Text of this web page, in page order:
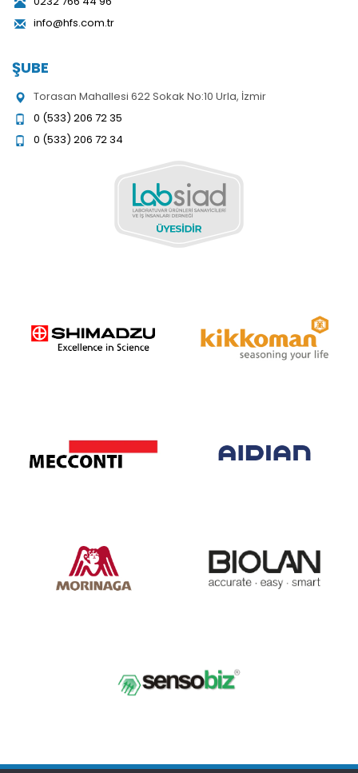
info@hfs.com.tr
ŞUBE
Torasan Mahallesi 622 Sokak No:10 Urla, İzmir
0 (533) 206 72 35
0 (533) 206 72 34